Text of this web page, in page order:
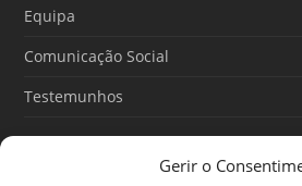
Gerir o
Equipa
Comunicação Social
Testemunhos